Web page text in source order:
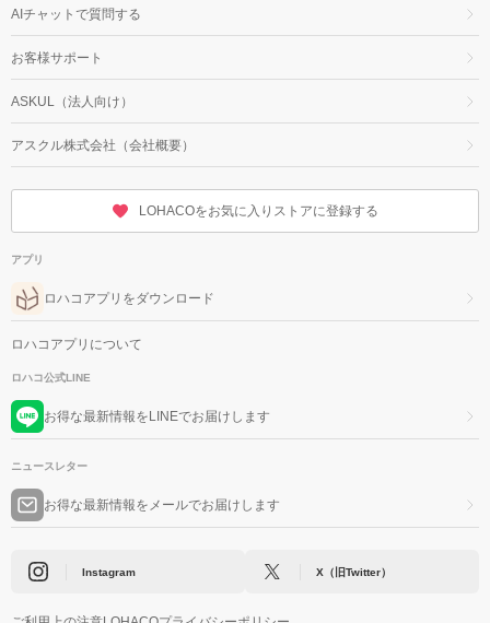
AIチャットで質問する
お客様サポート
ASKUL（法人向け）
アスクル株式会社（会社概要）
LOHACOをお気に入りストアに登録する
アプリ
ロハコアプリをダウンロード
ロハコアプリについて
ロハコ公式LINE
お得な最新情報をLINEでお届けします
ニュースレター
お得な最新情報をメールでお届けします
Instagram X（旧Twitter）